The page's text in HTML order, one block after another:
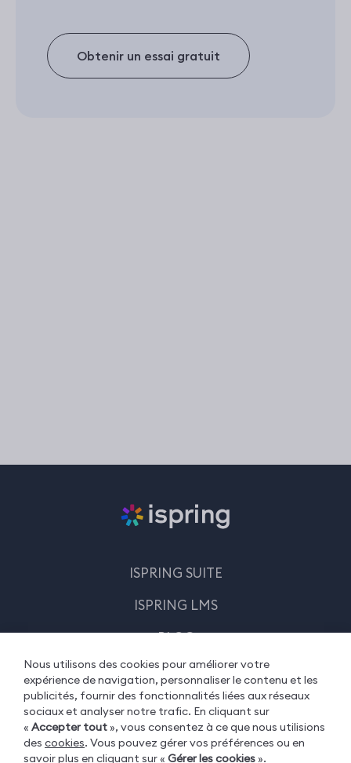
Obtenir un essai gratuit
ISPRING SUITE
ISPRING LMS
BLOG
RESTEZ EN CONTACT
LOGIN
Nous utilisons des cookies pour améliorer votre
expérience de navigation, personnaliser le contenu et les
publicités, fournir des fonctionnalités liées aux réseaux
sociaux et analyser notre trafic. En cliquant sur
« Accepter tout », vous consentez à ce que nous utilisions
des cookies. Vous pouvez gérer vos préférences ou en
savoir plus en cliquant sur « Gérer les cookies ».